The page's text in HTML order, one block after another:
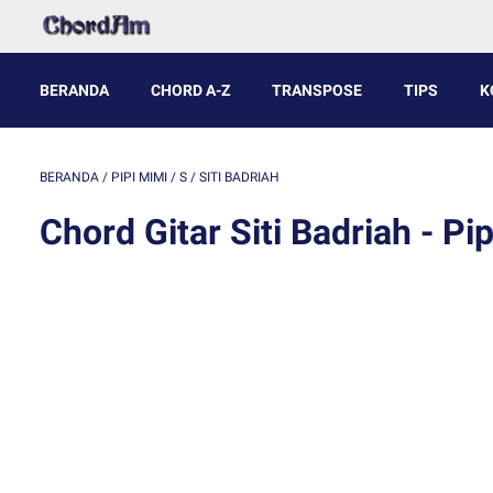
BERANDA CHORD A-Z TRANSPOSE TIPS
BERANDA / PIPI MIMI / S / SITI BADRIAH
Chord Gitar Siti Badriah -